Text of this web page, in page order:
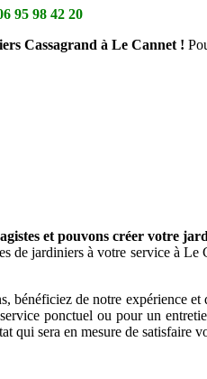
95 98 42 20
Cassagrand à Le Cannet !
et pouvons créer votre
de jardiniers à votre service à
de notre expérience et
ponctuel ou pour un
qui sera en mesure de satisfaire